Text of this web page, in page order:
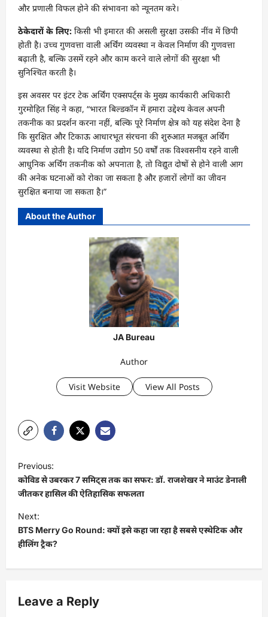
और प्रणाली विफल होने की संभावना को न्यूनतम करे।
ठेकेदारों के लिए: किसी भी इमारत की असली सुरक्षा उसकी नींव में छिपी
होती है। उच्च गुणवत्ता वाली अर्थिंग व्यवस्था न केवल निर्माण की गुणवत्ता
बढ़ाती है, बल्कि उसमें रहने और काम करने वाले लोगों की सुरक्षा भी
सुनिश्चित करती है।
इस अवसर पर इंटर टेक अर्थिंग एक्सपर्ट्स के मुख्य कार्यकारी अधिकारी
गुरमोहित सिंह ने कहा, “भारत बिल्डकॉन में हमारा उद्देश्य केवल अपनी
तकनीक का प्रदर्शन करना नहीं, बल्कि पूरे निर्माण क्षेत्र को यह संदेश देना है
कि सुरक्षित और टिकाऊ आधारभूत संरचना की शुरुआत मजबूत अर्थिंग
व्यवस्था से होती है। यदि निर्माण उद्योग 50 वर्षों तक विश्वसनीय रहने वाली
आधुनिक अर्थिंग तकनीक को अपनाता है, तो विद्युत दोषों से होने वाली आग
की अनेक घटनाओं को रोका जा सकता है और हजारों लोगों का जीवन
सुरक्षित बनाया जा सकता है।”
About the Author
JA Bureau
Author
Visit Website View All Posts
o
s
t
n
a
v
g
Previous:
कोविड से उबरकर 7 समिट्स तक का सफर: डॉ. राजशेखर ने माउंट डेनाली
जीतकर हासिल की ऐतिहासिक सफलता
Next:
BTS Merry Go Round: क्यों इसे कहा जा रहा है सबसे एस्थेटिक और
हीलिंग ट्रैक?
Leave a Reply